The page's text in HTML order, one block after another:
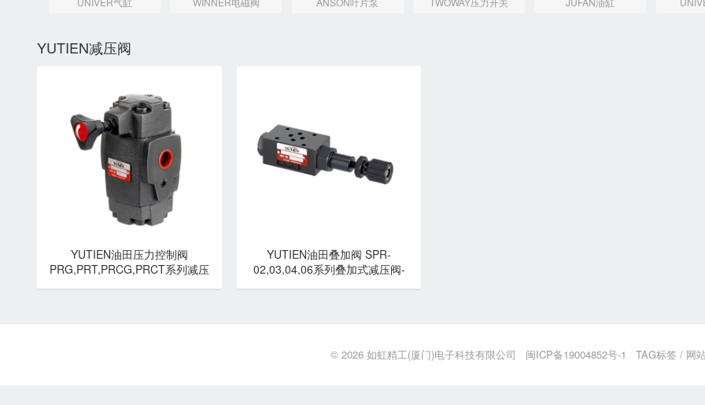
YUTIEN减压阀
YUTIEN油田压力控制阀
PRG,PRT,PRCG,PRCT系列减压
YUTIEN油田叠加阀 SPR-
02,03,04,06系列叠加式减压阀-
© 2026 如虹精工(厦门)电子科技有限公司 闽ICP备19004852号-1 TAG标签 / 网